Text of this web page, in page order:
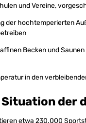
und Vereine,
der hochtemperierten
Becken und
in den
Situation der
etwa 230.000